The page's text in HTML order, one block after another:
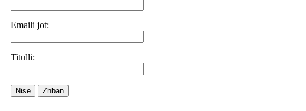
Emaili jot:
Titulli:
Nise Zhban